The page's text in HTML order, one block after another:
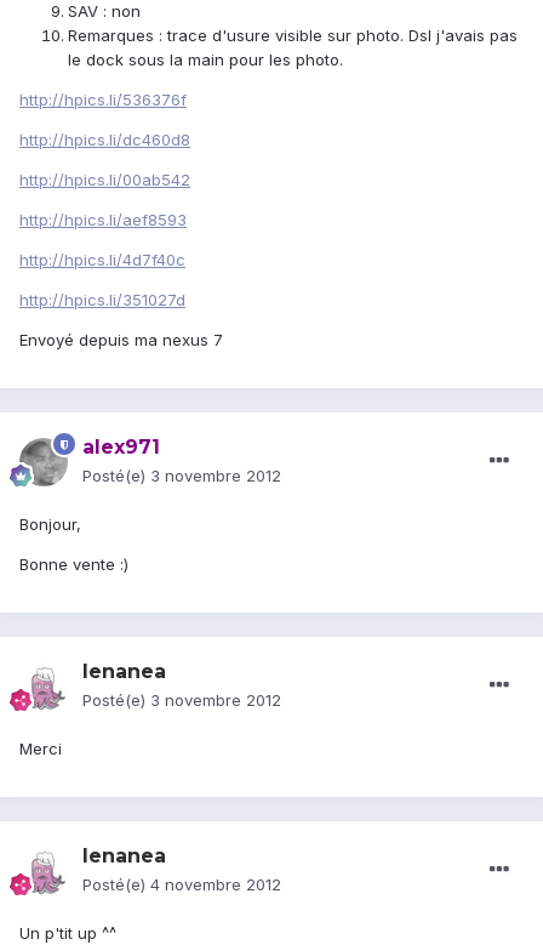
SAV : non
Remarques : trace d'usure visible sur photo. Dsl j'avais pas
le dock sous la main pour les photo.
http://hpics.li/536376f
http://hpics.li/dc460d8
http://hpics.li/00ab542
http://hpics.li/aef8593
http://hpics.li/4d7f40c
http://hpics.li/351027d
Envoyé depuis ma nexus 7
alex971
Posté(e) 3 novembre 2012
Bonjour,
Bonne vente :)
lenanea
Posté(e) 3 novembre 2012
Merci
lenanea
Posté(e) 4 novembre 2012
Un p'tit up ^^